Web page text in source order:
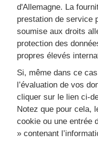
d'Allemagne. La
prestation de service
soumise aux droits
protection des
propres élevés
Si, même dans ce
l’évaluation de vos
cliquer sur le lien ci-
Notez que pour cela,
cookie ou une entrée
» contenant